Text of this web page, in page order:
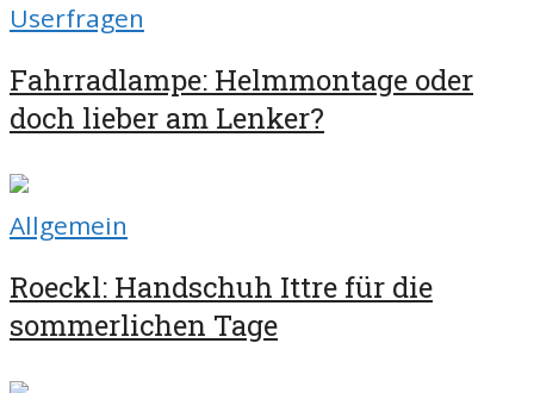
Userfragen
Fahrradlampe: Helmmontage oder
doch lieber am Lenker?
Allgemein
Roeckl: Handschuh Ittre für die
sommerlichen Tage